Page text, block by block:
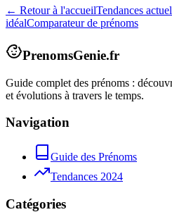
← Retour à l'accueilTendances
idéalComparateur de prénoms
PrenomsGenie.fr
Guide complet des prénoms :
et évolutions à travers le temps.
Navigation
Guide des Prénoms
Tendances 2024
Catégories